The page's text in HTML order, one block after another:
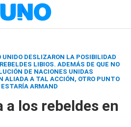
UNIDO DESLIZARON LA POSIBILIDAD
LIBIOS. ADEMÁS DE QUE NO
DE NACIONES UNIDAS
ALIADA A TAL ACCIÓN, OTRO PUNTO
ESTARÍA ARMAND
a los rebeldes en